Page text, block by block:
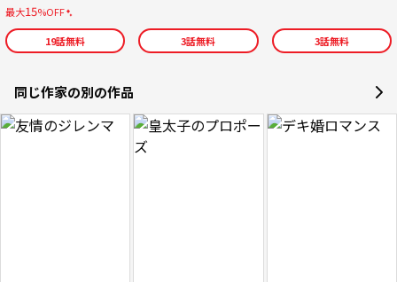
最大15%OFF
19話無料 3話無料 3話無料
同じ作家の別の作品